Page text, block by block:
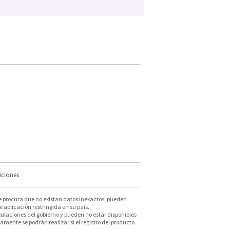
que no existan datos inexactos, pueden
aplicación restringida en su país.
del gobierno y pueden no estar disponibles
se podrán realizar si el registro del producto